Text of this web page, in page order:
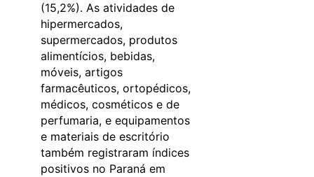
(15,2%). As atividades de
hipermercados,
supermercados, produtos
alimentícios, bebidas,
móveis, artigos
farmacêuticos, ortopédicos,
médicos, cosméticos e de
perfumaria, e equipamentos
e materiais de escritório
também registraram índices
positivos no Paraná em